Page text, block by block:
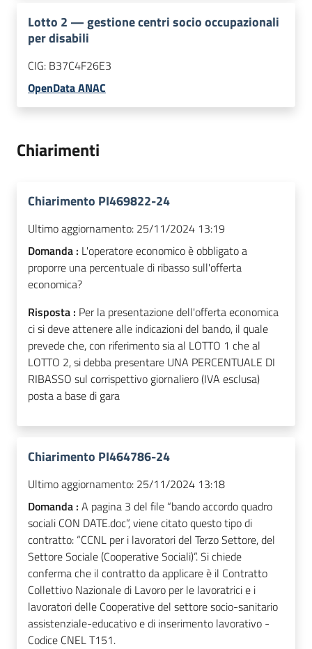
Lotto 2 —gestione centri socio occupazionali
per disabili
CIG: B37C4F26E3
OpenData ANAC
Chiarimenti
Chiarimento PI469822-24
Ultimo aggiornamento: 25/11/2024 13:19
Domanda : L'operatore economico è obbligato a
proporre una percentuale di ribasso sull'offerta
economica?
Risposta : Per la presentazione dell'offerta economica
ci si deve attenere alle indicazioni del bando, il quale
prevede che, con riferimento sia al LOTTO 1 che al
LOTTO 2, si debba presentare UNA PERCENTUALE DI
RIBASSO sul corrispettivo giornaliero (IVA esclusa)
posta a base di gara
Chiarimento PI464786-24
Ultimo aggiornamento: 25/11/2024 13:18
Domanda : A pagina 3 del file “bando accordo quadro
sociali CON DATE.doc”, viene citato questo tipo di
contratto: “CCNL per i lavoratori del Terzo Settore, del
Settore Sociale (Cooperative Sociali)”. Si chiede
conferma che il contratto da applicare è il Contratto
Collettivo Nazionale di Lavoro per le lavoratrici e i
lavoratori delle Cooperative del settore socio-sanitario
assistenziale-educativo e di inserimento lavorativo -
Codice CNEL T151.